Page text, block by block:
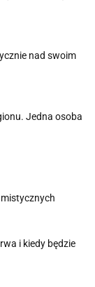
nad swoim
Jedna osoba
i kiedy będzie